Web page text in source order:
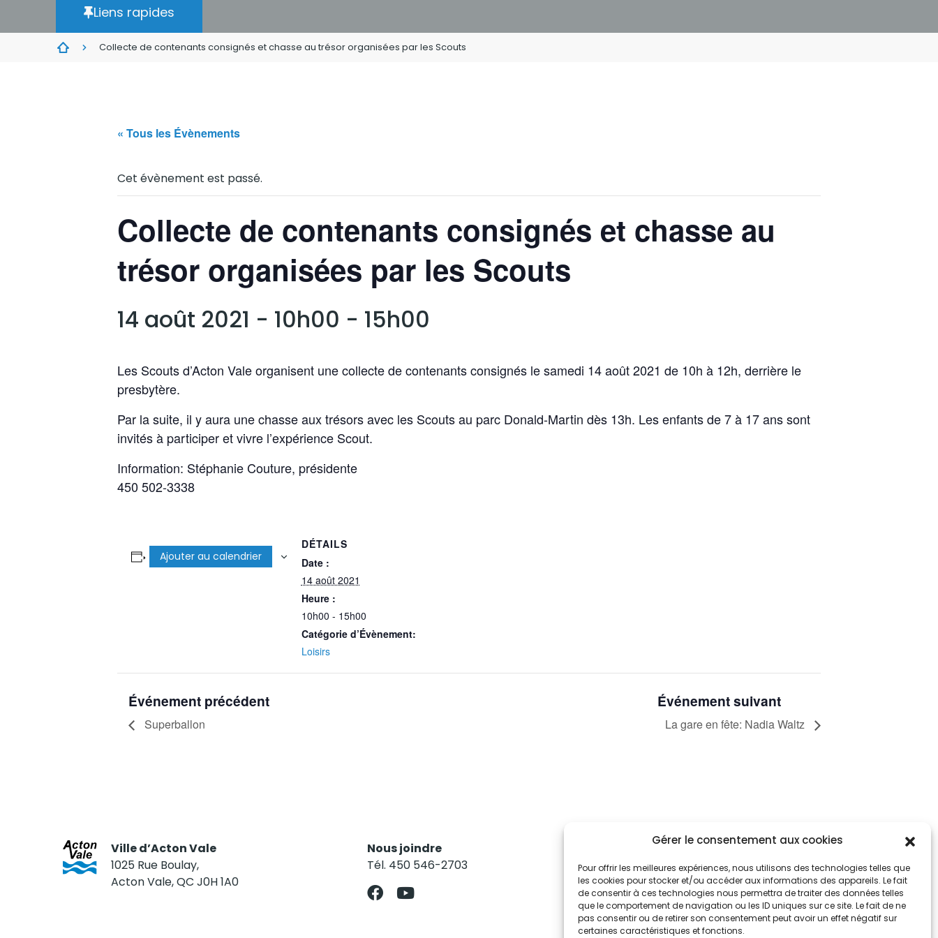
Gérer le consentement aux cookies
Pour offrir les meilleures expériences, nous utilisons des technologies telles que
les cookies pour stocker et/ou accéder aux informations des appareils. Le fait
de consentir à ces technologies nous permettra de traiter des données telles
que le comportement de navigation ou les ID uniques sur ce site. Le fait de ne
pas consentir ou de retirer son consentement peut avoir un effet négatif sur
certaines caractéristiques et fonctions.
Liens rapides
Collecte de contenants consignés et chasse au trésor organisées par les Scouts
« Tous les Évènements
Cet évènement est passé.
Collecte de contenants consignés et chasse au
trésor organisées par les Scouts
14 août 2021 - 10h00 - 15h00
Les Scouts d’Acton Vale organisent une collecte de contenants consignés le samedi 14 août 2021 de 10h à 12h, derrière le
presbytère.
Par la suite, il y aura une chasse aux trésors avec les Scouts au parc Donald-Martin dès 13h. Les enfants de 7 à 17 ans sont
invités à participer et vivre l’expérience Scout.
Information: Stéphanie Couture, présidente
450 502-3338
Ajouter au calendrier
DÉTAILS
Date :
14 août 2021
Heure :
10h00 - 15h00
Catégorie d’Évènement:
Loisirs
Événement précédent
Superballon
Événement suivant
La gare en fête: Nadia Waltz
Ville d’Acton Vale
1025 Rue Boulay,
Acton Vale, QC J0H 1A0
Nous joindre
Tél. 450 546-2703
Restez informés
Abonnez-vous aux alertes municipales
Je m'abonne